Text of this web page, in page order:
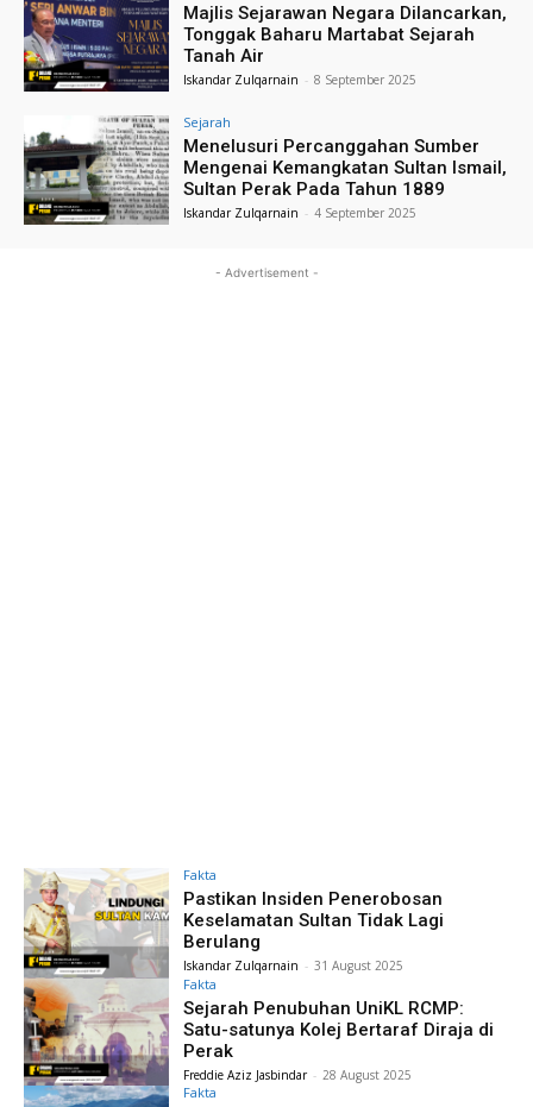
Majlis Sejarawan Negara Dilancarkan,
Tonggak Baharu Martabat Sejarah
Tanah Air
Iskandar Zulqarnain - 8 September 2025
Sejarah
Menelusuri Percanggahan Sumber
Mengenai Kemangkatan Sultan Ismail,
Sultan Perak Pada Tahun 1889
Iskandar Zulqarnain - 4 September 2025
- Advertisement -
Fakta
Pastikan Insiden Penerobosan
Keselamatan Sultan Tidak Lagi
Berulang
Iskandar Zulqarnain - 31 August 2025
Fakta
Sejarah Penubuhan UniKL RCMP:
Satu-satunya Kolej Bertaraf Diraja di
Perak
Freddie Aziz Jasbindar - 28 August 2025
Fakta